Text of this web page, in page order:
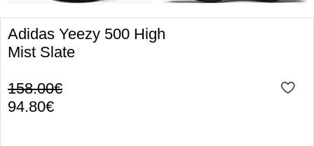
Adidas Yeezy 500 High
Mist Slate
158.00€
94.80€